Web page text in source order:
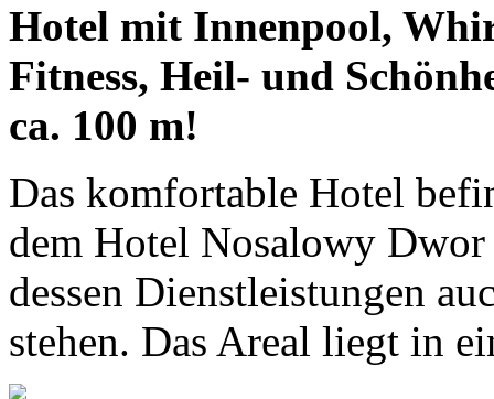
Hotel mit Innenpool,
Fitness, Heil- und
ca. 100 m!
Das komfortable Hotel
dem Hotel Nosalowy
dessen Dienstleistungen
stehen. Das Areal liegt in